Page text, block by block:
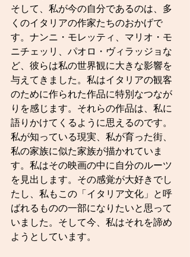
そして、私が今の自分であるのは、多
くのイタリアの作家たちのおかげで
す。ナンニ・モレッティ、マリオ・モ
ニチェッリ、パオロ・ヴィラッジョな
ど、彼らは私の世界観に大きな影響を
与えてきました。私はイタリアの観客
のために作られた作品に特別なつなが
りを感じます。それらの作品は、私に
語りかけてくるように思えるのです。
私が知っている現実、私が育った街、
私の家族に似た家族が描かれていま
す。私はその映画の中に自分のルーツ
を見出します。その感覚が大好きでし
たし、私もこの「イタリア文化」と呼
ばれるものの一部になりたいと思って
いました。そして今、私はそれを諦め
ようとしています。